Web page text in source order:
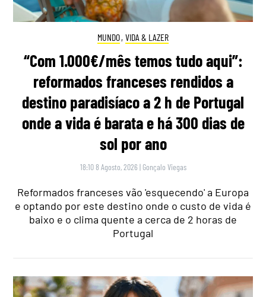
MUNDO, VIDA & LAZER
“Com 1.000€/mês temos tudo aqui”:
reformados franceses rendidos a
destino paradisíaco a 2 h de Portugal
onde a vida é barata e há 300 dias de
sol por ano
18:10 8 Agosto, 2026 | Gonçalo Viegas
Reformados franceses vão 'esquecendo' a Europa
e optando por este destino onde o custo de vida é
baixo e o clima quente a cerca de 2 horas de
Portugal